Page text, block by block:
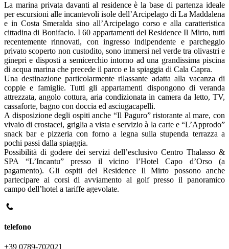
La marina privata davanti al residence è la base di partenza ideale
per escursioni alle incantevoli isole dell’Arcipelago di La Maddalena
e in Costa Smeralda sino all’Arcipelago corso e alla caratteristica
cittadina di Bonifacio. I 60 appartamenti del Residence Il Mirto, tutti
recentemente rinnovati, con ingresso indipendente e parcheggio
privato scoperto non custodito, sono immersi nel verde tra olivastri e
ginepri e disposti a semicerchio intorno ad una grandissima piscina
di acqua marina che precede il parco e la spiaggia di Cala Capra.
Una destinazione particolarmente rilassante adatta alla vacanza di
coppie e famiglie. Tutti gli appartamenti dispongono di veranda
attrezzata, angolo cottura, aria condizionata in camera da letto, TV,
cassaforte, bagno con doccia ed asciugacapelli.
A disposizione degli ospiti anche “Il Paguro” ristorante al mare, con
vivaio di crostacei, griglia a vista e servizio à la carte e “L’Approdo”
snack bar e pizzeria con forno a legna sulla stupenda terrazza a
pochi passi dalla spiaggia.
Possibilità di godere dei servizi dell’esclusivo Centro Thalasso &
SPA “L’Incantu” presso il vicino l’Hotel Capo d’Orso (a
pagamento). Gli ospiti del Residence Il Mirto possono anche
partecipare ai corsi di avviamento al golf presso il panoramico
campo dell’hotel a tariffe agevolate.
telefono
+39 0789-702021